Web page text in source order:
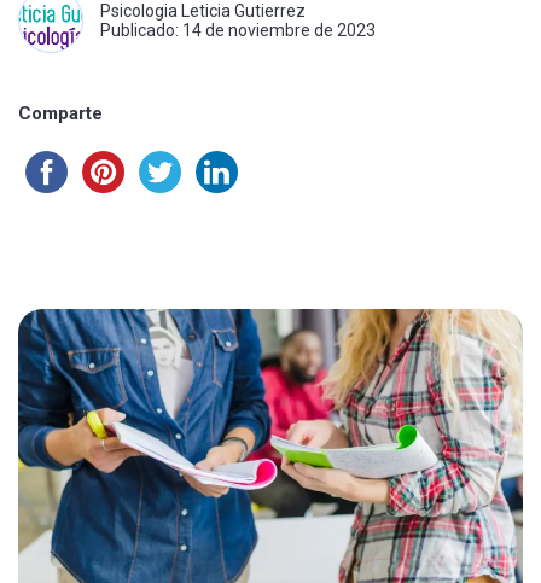
Psicologia Leticia Gutierrez
Publicado: 14 de noviembre de 2023
Comparte